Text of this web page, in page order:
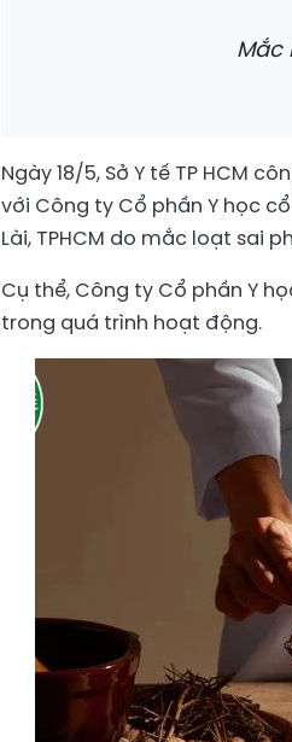
Mắc
Ngày 18/5, Sở Y tế TP HCM
với Công ty Cổ phần Y học
Lài, TPHCM do mắc loạt sai
Cụ thể, Công ty Cổ phần Y
trong quá trình hoạt động.